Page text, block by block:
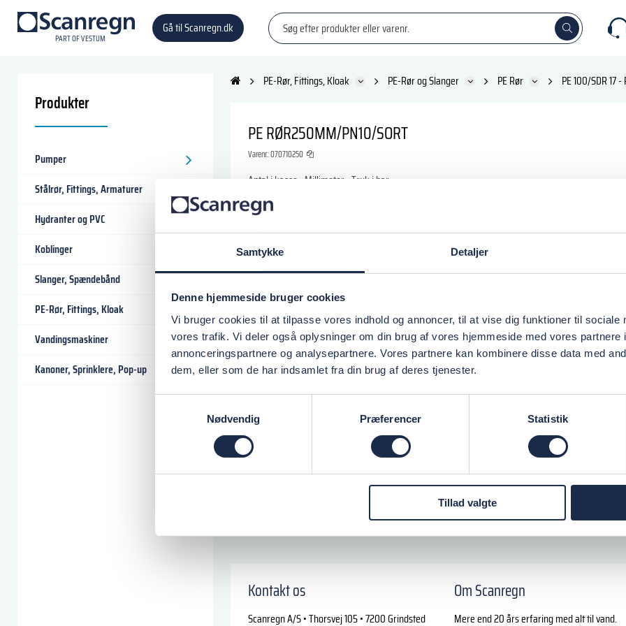
Samtykke Detaljer
Denne hjemmeside bruger cookies
Vi bruger cookies til at tilpasse vores indhold og annoncer, til at vise dig funktioner til sociale
vores trafik. Vi deler også oplysninger om din brug af vores hjemmeside med vores partnere
annonceringspartnere og analysepartnere. Vores partnere kan kombinere disse data med
dem, eller som de har indsamlet fra din brug af deres tjenester.
Nødvendig
Præferencer Statistik
Tillad valgte
PARTOF VESTUM
Gå til Scanregn.dk
Produkter
Pumper
Stålrør, Fittings, Armaturer
Hydranter og PVC
Koblinger
Slanger, Spændebånd
PE-Rør, Fittings, Kloak
Vandingsmaskiner
Kanoner, Sprinklere, Pop-up
PE-Rør, Fittings, Kloak PE-Rør og Slanger PE Rør PE 100/SDR 17 -
PE RØR250MM/PN10/SORT
Varenr.:070710250
Antal i kasse Millimeter Tryk i bar
2.191,25 DKKinkl. moms
Læg i kurv
Kontakt os
Scanregn A/S • Thorsvej 105 • 7200 Grindsted
Om Scanregn
Mere end 20 års erfaring med alt til vand.